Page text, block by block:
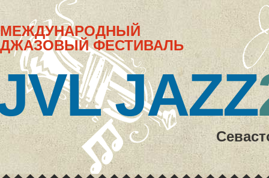
МЕЖДУНАРОДНЫЙ
ДЖАЗОВЫЙ ФЕСТИВАЛЬ
JAZZ